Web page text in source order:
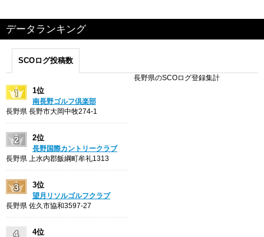
データランキング
SCOログ投稿数
長野県のSCOログ登録集計
1位
南長野ゴルフ倶楽部
長野県 長野市大岡中牧274-1
2位
長野国際カントリークラブ
長野県 上水内郡飯綱町牟礼1313
3位
望月リソルゴルフクラブ
長野県 佐久市協和3597-27
4位